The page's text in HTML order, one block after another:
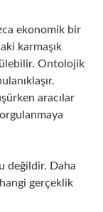
ekonomik bir
karmaşık
Ontolojik
aracılar
değildir. Daha
gerçeklik